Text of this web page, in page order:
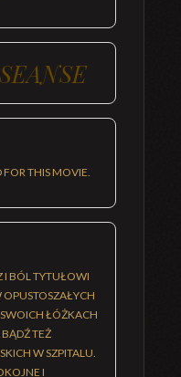
THIS MOVIE.
I BÓL TYTUŁOWI
ŁÓŻKACH
TEŻ
W SZPITALU.
I